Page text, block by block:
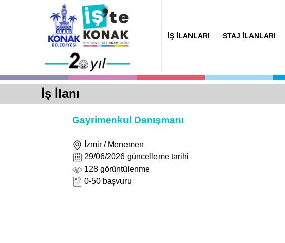
İŞ İLANLARI STAJ İLANLARI
İş İlanı
Gayrimenkul Danışmanı
İzmir / Menemen
29/06/2026 güncelleme tarihi
128 görüntülenme
0-50 başvuru